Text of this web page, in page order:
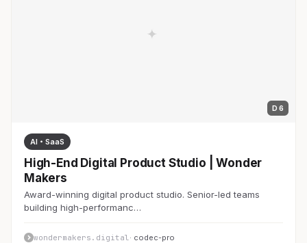
D 6
AI・SaaS
High-End Digital Product Studio | Wonder
Makers
Award-winning digital product studio. Senior-led teams
building high-performanc…
wondermakers.digital · codec-pro